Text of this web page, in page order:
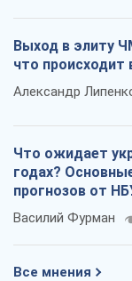
Выход в элиту
что происходит
Александр
Что ожидает
годах?
прогнозов от
Василий Фурман
Все мнения